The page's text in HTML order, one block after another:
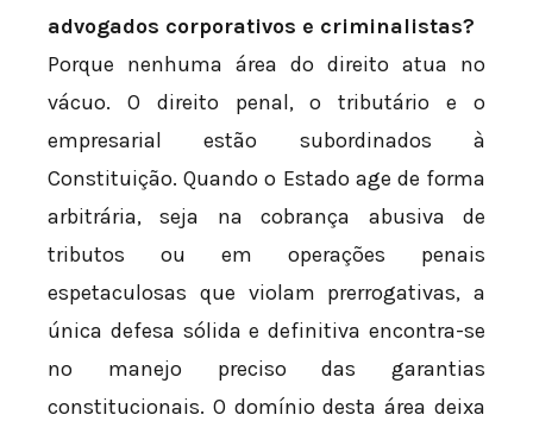
advogados corporativos e criminalistas?
Porque nenhuma área do direito atua no
vácuo. O direito penal, o tributário e o
empresarial estão subordinados à
Constituição. Quando o Estado age de forma
arbitrária, seja na cobrança abusiva de
tributos ou em operações penais
espetaculosas que violam prerrogativas, a
única defesa sólida e definitiva encontra-se
no manejo preciso das garantias
constitucionais. O domínio desta área deixa